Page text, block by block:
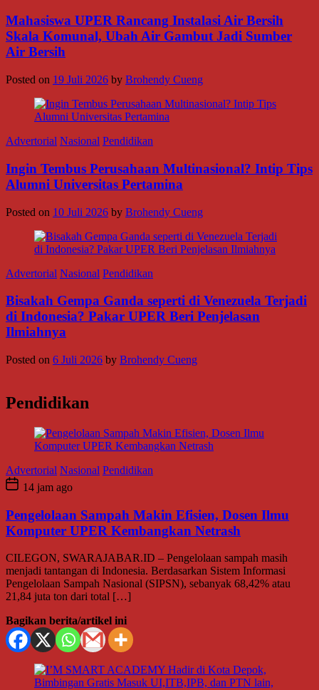
Mahasiswa UPER Rancang Instalasi Air Bersih
Skala Komunal, Ubah Air Gambut Jadi Sumber
Air Bersih
Posted on 19 Juli 2026 by Brohendy Cueng
Advertorial Nasional Pendidikan
Ingin Tembus Perusahaan Multinasional? Intip Tips
Alumni Universitas Pertamina
Posted on 10 Juli 2026 by Brohendy Cueng
Advertorial Nasional Pendidikan
Bisakah Gempa Ganda seperti di Venezuela Terjadi
di Indonesia? Pakar UPER Beri Penjelasan
Ilmiahnya
Posted on 6 Juli 2026 by Brohendy Cueng
Pendidikan
Advertorial Nasional Pendidikan
14 jam ago
Pengelolaan Sampah Makin Efisien, Dosen Ilmu
Komputer UPER Kembangkan Netrash
CILEGON, SWARAJABAR.ID – Pengelolaan sampah masih
menjadi tantangan di Indonesia. Berdasarkan Sistem Informasi
Pengelolaan Sampah Nasional (SIPSN), sebanyak 68,42% atau
21,84 juta ton dari total […]
Bagikan berita/artikel ini